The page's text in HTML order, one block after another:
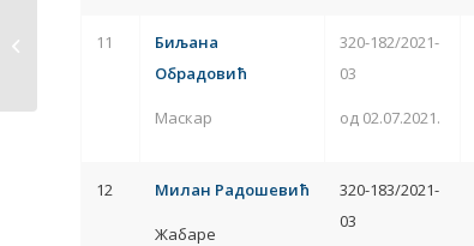
11
Биљана
Обрадовић
Маскар
320-182/2021-
03
од 02.07.2021.
12 Милан Радошевић
Жабаре
320-183/2021-
03
корисника средстава